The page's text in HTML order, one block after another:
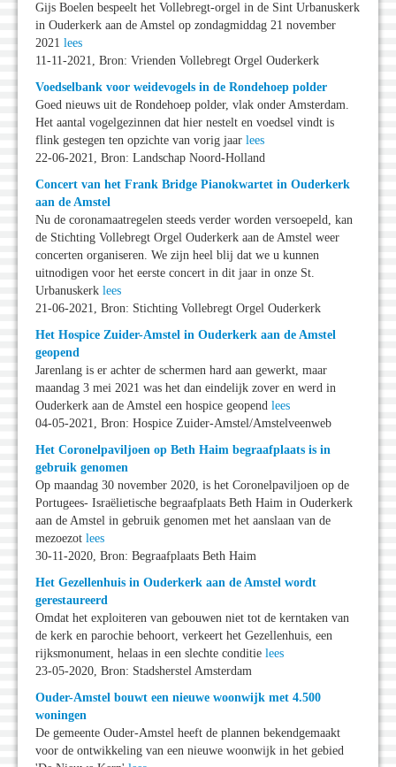
Gijs Boelen bespeelt het Vollebregt-orgel in de Sint Urbanuskerk
in Ouderkerk aan de Amstel op zondagmiddag 21 november
2021 lees
11-11-2021, Bron: Vrienden Vollebregt Orgel Ouderkerk
Voedselbank voor weidevogels in de Rondehoep polder
Goed nieuws uit de Rondehoep polder, vlak onder Amsterdam.
Het aantal vogelgezinnen dat hier nestelt en voedsel vindt is
flink gestegen ten opzichte van vorig jaar lees
22-06-2021, Bron: Landschap Noord-Holland
Concert van het Frank Bridge Pianokwartet in Ouderkerk
aan de Amstel
Nu de coronamaatregelen steeds verder worden versoepeld, kan
de Stichting Vollebregt Orgel Ouderkerk aan de Amstel weer
concerten organiseren. We zijn heel blij dat we u kunnen
uitnodigen voor het eerste concert in dit jaar in onze St.
Urbanuskerk lees
21-06-2021, Bron: Stichting Vollebregt Orgel Ouderkerk
Het Hospice Zuider-Amstel in Ouderkerk aan de Amstel
geopend
Jarenlang is er achter de schermen hard aan gewerkt, maar
maandag 3 mei 2021 was het dan eindelijk zover en werd in
Ouderkerk aan de Amstel een hospice geopend lees
04-05-2021, Bron: Hospice Zuider-Amstel/Amstelveenweb
Het Coronelpaviljoen op Beth Haim begraafplaats is in
gebruik genomen
Op maandag 30 november 2020, is het Coronelpaviljoen op de
Portugees- Israëlietische begraafplaats Beth Haim in Ouderkerk
aan de Amstel in gebruik genomen met het aanslaan van de
mezoezot lees
30-11-2020, Bron: Begraafplaats Beth Haim
Het Gezellenhuis in Ouderkerk aan de Amstel wordt
gerestaureerd
Omdat het exploiteren van gebouwen niet tot de kerntaken van
de kerk en parochie behoort, verkeert het Gezellenhuis, een
rijksmonument, helaas in een slechte conditie lees
23-05-2020, Bron: Stadsherstel Amsterdam
Ouder-Amstel bouwt een nieuwe woonwijk met 4.500
woningen
De gemeente Ouder-Amstel heeft de plannen bekendgemaakt
voor de ontwikkeling van een nieuwe woonwijk in het gebied